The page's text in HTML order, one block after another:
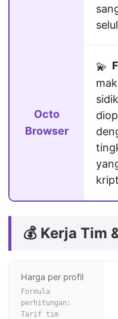
Octo
Browser
💫
💰 Kerja Tim
Harga per profil
Formula
perhitungan:
Tarif tim